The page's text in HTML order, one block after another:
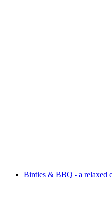
Birdies & BBQ - a relaxed